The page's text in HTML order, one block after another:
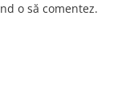
o să comentez.